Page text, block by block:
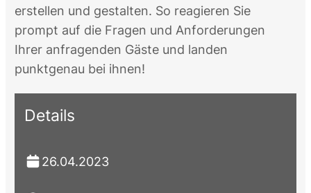
erstellen und gestalten. So reagieren Sie
prompt auf die Fragen und Anforderungen
Ihrer anfragenden Gäste und landen
punktgenau bei ihnen!
Details
26.04.2023